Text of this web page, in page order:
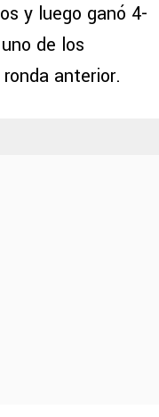
y luego ganó 4-
de los
anterior.